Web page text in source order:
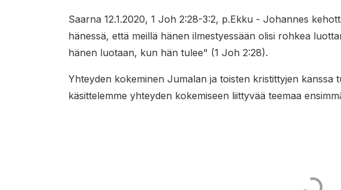
Saarna 12.1.2020, 1 Joh 2:28-3:2, p.Ekku - Johannes
hänessä, että meillä hänen ilmestyessään olisi rohkea
hänen luotaan, kun hän tulee" (1 Joh 2:28).
Yhteyden kokeminen Jumalan ja toisten kristittyjen kanssa
käsittelemme yhteyden kokemiseen liittyvää teemaa